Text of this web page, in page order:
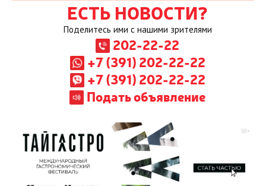
ЕСТЬ НОВОСТИ?
Поделитесь ими с нашими зрителями
202-22-22
+7 (391) 202-22-22
+7 (391) 202-22-22
Подать объявление